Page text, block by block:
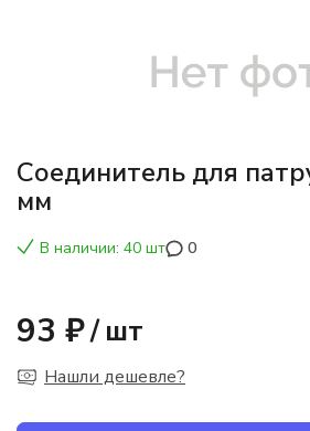
Соединитель для
мм
В наличии: 40 шт 0
93 ₽/ шт
Нашли дешевле?